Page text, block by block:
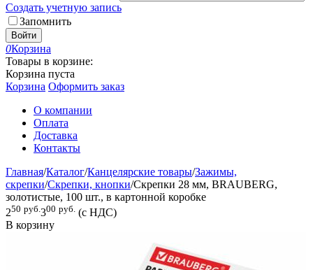
Создать учетную запись
Запомнить
Войти
0Корзина
Товары в корзине:
Корзина пуста
Корзина Оформить заказ
О компании
Оплата
Доставка
Контакты
Главная/Каталог/Канцелярские товары/Зажимы,
скрепки/Скрепки, кнопки/Скрепки 28 мм, BRAUBERG,
золотистые, 100 шт., в картонной коробке
250 руб.300 руб. (с НДС)
В корзину